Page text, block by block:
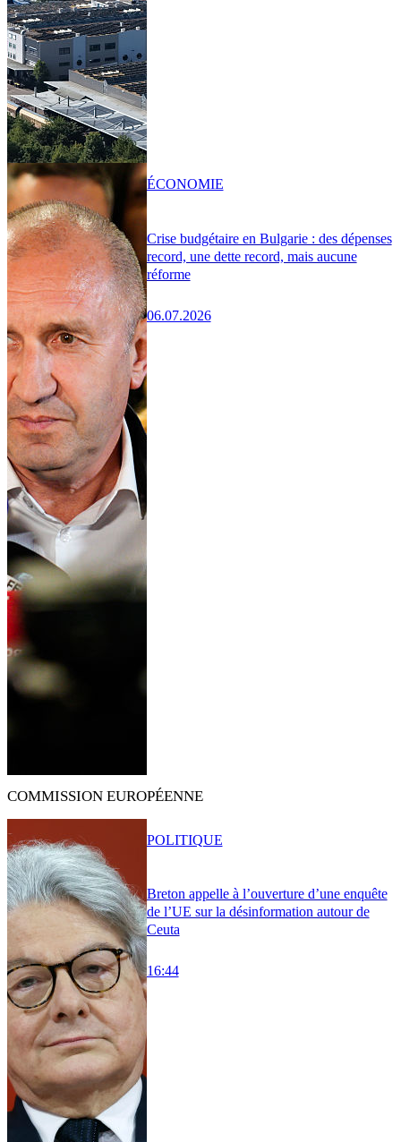
Crise budgétaire en Bulgarie : des dépenses
record, une dette record, mais aucune
réforme
06.07.2026
ÉCONOMIE
COMMISSION EUROPÉENNE
Breton appelle à l’ouverture d’une enquête
de l’UE sur la désinformation autour de
Ceuta
16:44
POLITIQUE